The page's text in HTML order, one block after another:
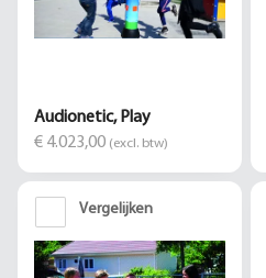
Audionetic, Play
€ 4.023,00 (excl. btw)
Vergelijken